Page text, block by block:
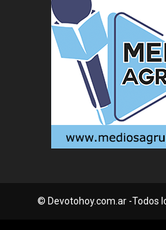
© Devotohoy.com.ar -Todos